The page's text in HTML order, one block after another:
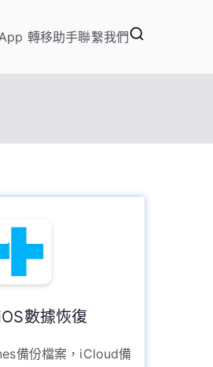
轉移助手聯繫我們
數據恢復
備份檔案，iCloud備